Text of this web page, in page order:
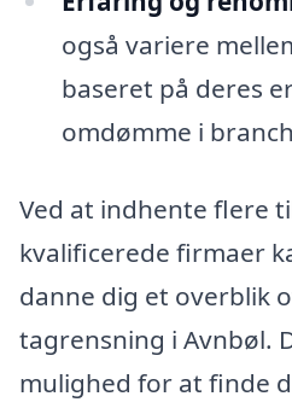
også variere
baseret på deres
omdømme i
Ved at indhente flere
kvalificerede firmaer
danne dig et overblik
tagrensning i Avnbøl.
mulighed for at finde